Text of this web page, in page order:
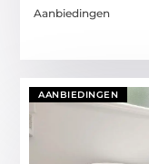
Aanbiedingen
AANBIEDINGEN